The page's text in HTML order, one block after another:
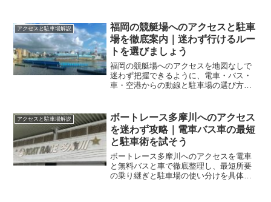
ます。
アクセスと駐車場解説
福岡の競艇場へのアクセスと駐車
場を徹底案内｜迷わず行けるルー
トを選びましょう
福岡の競艇場へのアクセスを地図なしで
迷わず把握できるように、電車・バス・
車・空港からの動線と駐車場の選び方を
りを身につけましょう。
アクセスと駐車場解説
ボートレース多摩川へのアクセス
を迷わず攻略｜電車バス車の最短
と駐車術を試そう
ボートレース多摩川へのアクセスを電車
と無料バスと車で徹底整理し、最短所要
の乗り継ぎと駐車場の使い分けを具体化